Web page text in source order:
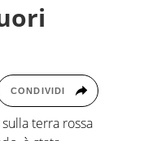
CONDIVIDI
terra rossa